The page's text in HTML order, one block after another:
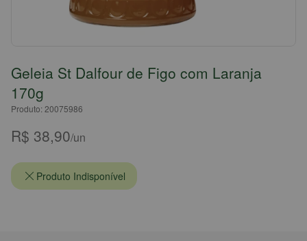
Geleia St Dalfour de Figo com Laranja
170g
Produto: 20075986
R$ 38,90/un
Produto Indisponível